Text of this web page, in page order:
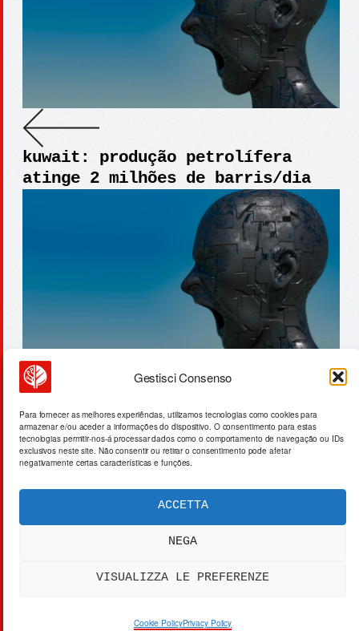
Gestisci Consenso
Para fornecer as melhores experiências, utilizamos tecnologias como cookies para
armazenar e/ou aceder a informações do dispositivo. O consentimento para estas
tecnologias permitir-nos-á processar dados como o comportamento de navegação ou IDs
exclusivos neste site. Não consentir ou retirar o consentimento pode afetar
negativamente certas características e funções.
ACCETTA
NEGA
VISUALIZZA LE PREFERENZE
Cookie PolicyPrivacy Policy
kuwait: produção petrolífera
atinge 2 milhões de barris/dia
deficit evapotranspiração: 350mm
e custo energético do milho
> SYSTEM OUTPUT: DATA_FEED.xml
[IP]IP